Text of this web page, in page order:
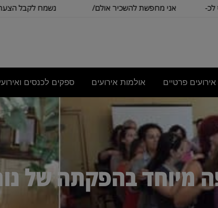
מחפשת להשכיר אולם/
נשמח לקבל הצעת מחיר
אירועים פרטיים אולמות אירועים ספקים לכנסים
מיוחד בהפקתה של